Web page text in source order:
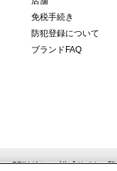
免税手続き
防犯登録について
ブランドFAQ
PPIHグループ公式サイト一覧